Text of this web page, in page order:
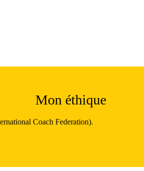
Mon éthique
Coach Federation).